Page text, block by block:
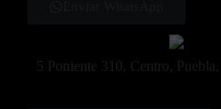
5 Poniente 310, Centro,